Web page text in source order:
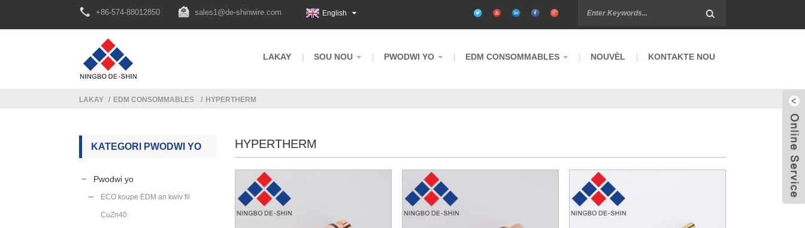
+86-574-88012850 sales1@de-shinwire.com English
LAKAY SOU NOU PWODWI YO EDM CONSOMMABLES NOUVÈL KONTAKTE NOU
LAKAY EDM CONSOMMABLES HYPERTHERM
KATEGORI PWODWI YO
Pwodwi yo
ECO koupe EDM an kwiv fil
CuZn40
HYPERTHERM